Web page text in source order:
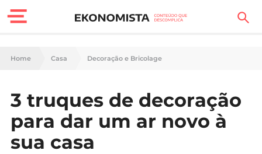
Finanças Pessoais
Carreira
Casa
Home Casa Decoração e Bricolage
3 truques de decoração
para dar um ar novo à
sua casa